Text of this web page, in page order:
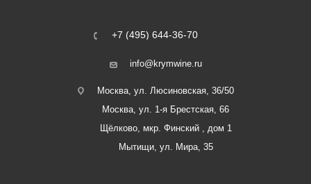
+7 (495) 644-36-70
info@krymwine.ru
Москва, ул. Люсиновская, 36/50
Москва, ул. 1-я Брестская, 66
Щёлково, мкр. Финский , дом 1
Мытищи, ул. Мира, 35